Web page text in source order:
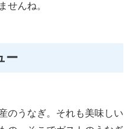
せんね。
ー
のうなぎ。それも美味しい